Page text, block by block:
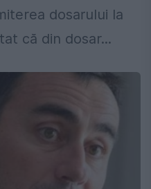
dosarului la
că din dosar...